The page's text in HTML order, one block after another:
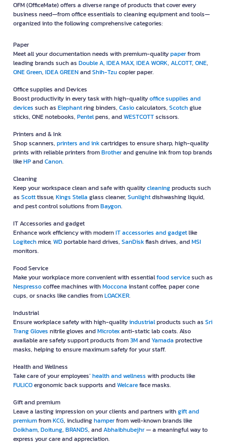
OFM (OfficeMate) offers a diverse range of products that cover every
business need—from office essentials to cleaning equipment and tools—
organized into the following comprehensive categories:
Paper
Meet all your documentation needs with premium-qualitypaperfrom
leading brands such as Double A, IDEA MAX, IDEA WORK, ALCOTT, ONE,
ONE Green, IDEA GREENandShih-Tzucopier paper.
Office supplies and Devices
Boost productivity in every task with high-qualityoffice supplies and
devices such as Elephantring binders, Casiocalculators, Scotchglue
sticks, ONE notebooks, Pentelpens, andWESTCOTTscissors.
Printers and & Ink
Shop scanners, printers and inkcartridges to ensure sharp, high-quality
prints with reliable printers fromBrotherand genuine ink from top brands
likeHPandCanon.
Cleaning
Keep your workspace clean and safe with qualitycleaningproducts such
as Scotttissue, Kings Stella glass cleaner, Sunlightdishwashing liquid,
and pest control solutions fromBaygon.
IT Accessories and gadget
Enhance work efficiency with modernIT accessories and gadgetlike
Logitechmice, WDportable hard drives, SanDiskflash drives, andMSI
monitors.
Food Service
Make your workplace more convenient with essentialfood servicesuch as
Nespressocoffee machines withMoccona instant coffee, paper cone
cups, or snacks like candies fromLOACKER.
Industrial
Ensure workplace safety with high-qualityindustrialproducts such as Sri
Trang Gloves nitrile gloves andMicrotexanti-static lab coats. Also
available are safety support products from3MandYamada protective
masks, helping to ensure maximum safety for your staff.
Health and Wellness
Take care of your employees’health and wellness with products like
FULICOergonomic back supports andWelcareface masks.
Gift and premium
Leave a lasting impression on your clients and partners withgift and
premiumfromKCG, includinghamperfrom well-known brands like
Doikham, Doitung, BRANDS, andAbhaibhubejhr— a meaningful way to
express your care and appreciation.